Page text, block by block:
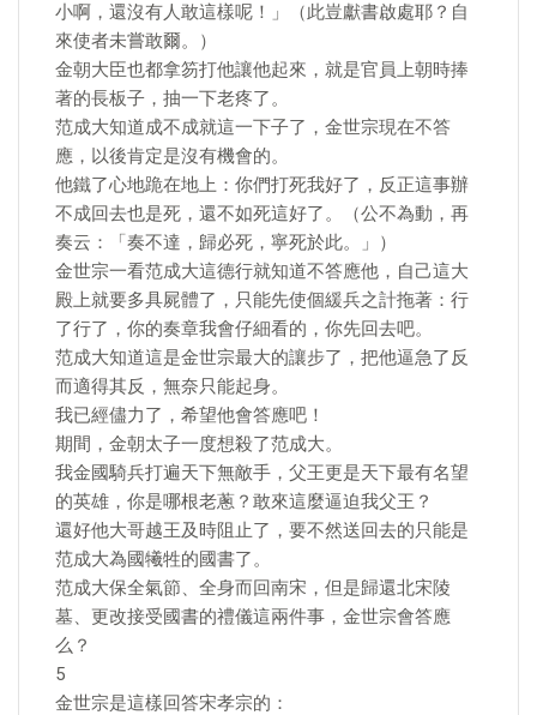
小啊，還沒有人敢這樣呢！」（此豈獻書啟處耶？自
來使者未嘗敢爾。）
金朝大臣也都拿笏打他讓他起來，就是官員上朝時捧
著的長板子，抽一下老疼了。
范成大知道成不成就這一下子了，金世宗現在不答
應，以後肯定是沒有機會的。
他鐵了心地跪在地上：你們打死我好了，反正這事辦
不成回去也是死，還不如死這好了。（公不為動，再
奏云：「奏不達，歸必死，寧死於此。」）
金世宗一看范成大這德行就知道不答應他，自己這大
殿上就要多具屍體了，只能先使個緩兵之計拖著：行
了行了，你的奏章我會仔細看的，你先回去吧。
范成大知道這是金世宗最大的讓步了，把他逼急了反
而適得其反，無奈只能起身。
我已經儘力了，希望他會答應吧！
期間，金朝太子一度想殺了范成大。
我金國騎兵打遍天下無敵手，父王更是天下最有名望
的英雄，你是哪根老蔥？敢來這麼逼迫我父王？
還好他大哥越王及時阻止了，要不然送回去的只能是
范成大為國犧牲的國書了。
范成大保全氣節、全身而回南宋，但是歸還北宋陵
墓、更改接受國書的禮儀這兩件事，金世宗會答應
么？
5
金世宗是這樣回答宋孝宗的：